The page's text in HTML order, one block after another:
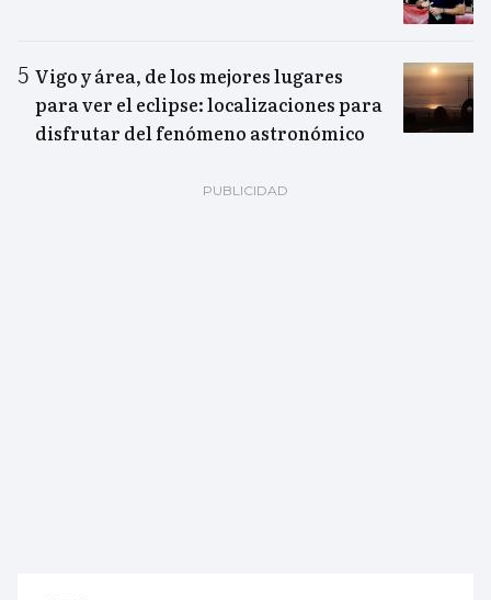
Vigo y área, de los mejores lugares
para ver el eclipse: localizaciones para
disfrutar del fenómeno astronómico